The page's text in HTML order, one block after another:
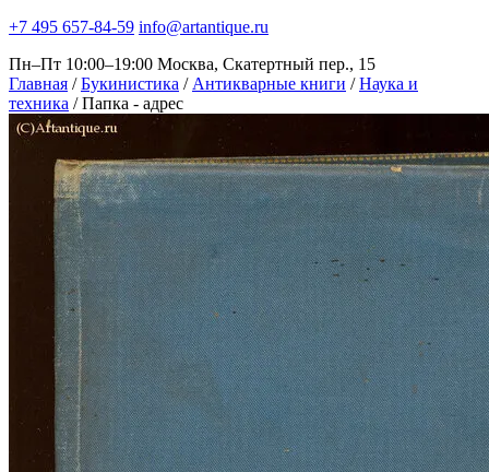
+7 495 657-84-59 info@artantique.ru
Пн–Пт 10:00–19:00 Москва, Скатертный пер., 15
Главная / Букинистика / Антикварные книги / Наука и
техника / Папка - адрес